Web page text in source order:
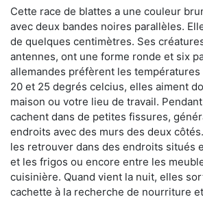
Cette race de blattes a une couleur
avec deux bandes noires parallèles.
de quelques centimètres. Ses
antennes, ont une forme ronde et six
allemandes préfèrent les
20 et 25 degrés celcius, elles aiment
maison ou votre lieu de travail.
cachent dans de petites fissures,
endroits avec des murs des deux
les retrouver dans des endroits situés
et les frigos ou encore entre les
cuisinière. Quand vient la nuit, elles
cachette à la recherche de nourriture et